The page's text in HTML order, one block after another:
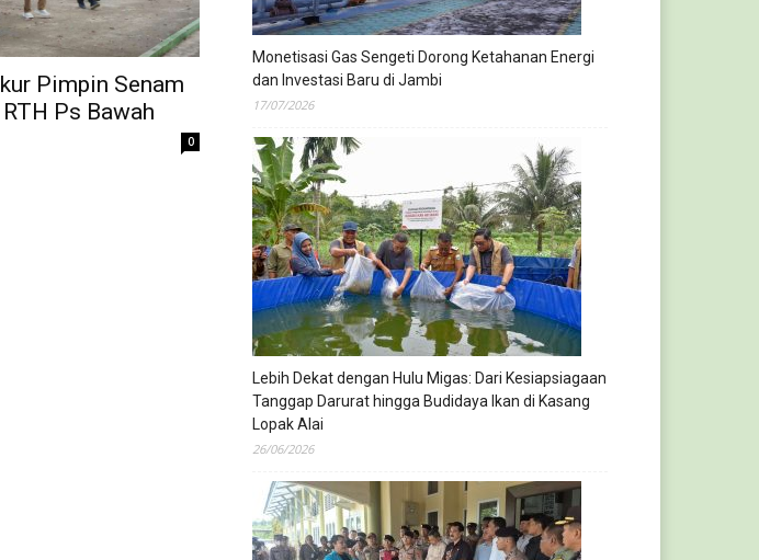
Pimpin Senam
Ps Bawah
0
Monetisasi Gas Sengeti Dorong Ketahanan Energi
dan Investasi Baru di Jambi
17/07/2026
Lebih Dekat dengan Hulu Migas: Dari Kesiapsiagaan
Tanggap Darurat hingga Budidaya Ikan di Kasang
Lopak Alai
26/06/2026